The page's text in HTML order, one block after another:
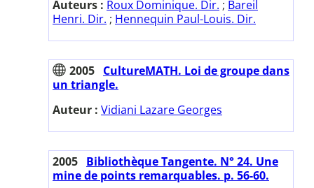
Auteurs : Roux Dominique. Dir. ; Bareil
Henri. Dir. ; Hennequin Paul-Louis. Dir.
2005 CultureMATH. Loi de groupe dans
un triangle.
Auteur : Vidiani Lazare Georges
2005 Bibliothèque Tangente. N° 24. Une
mine de points remarquables. p. 56-60.